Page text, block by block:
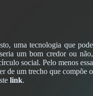
uma tecnologia que pode
um bom credor ou não,
social. Pelo menos essa
de um trecho que compõe o
link.